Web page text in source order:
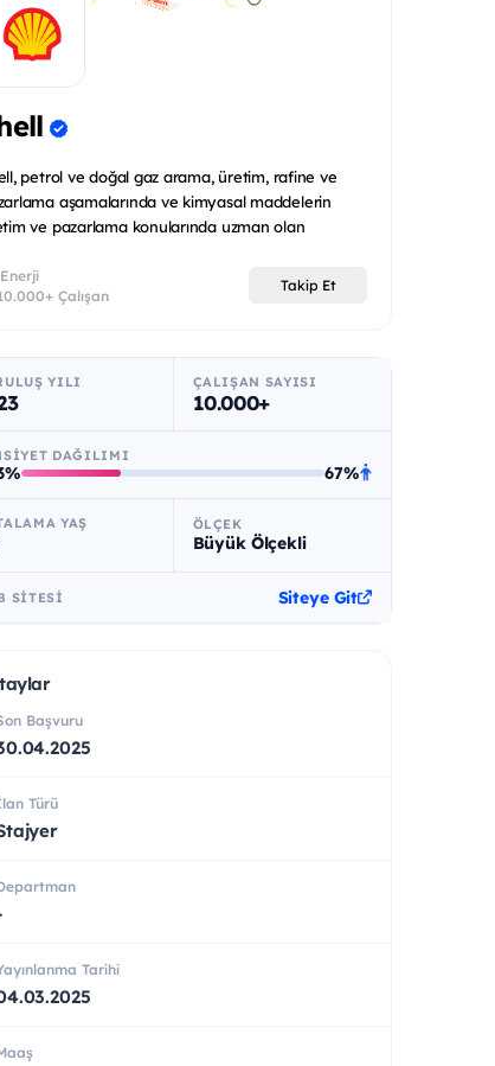
petrol ve doğal gaz arama, üretim, rafine ve
aşamalarında ve kimyasal maddelerin
ve pazarlama konularında uzman olan
Enerji
Çalışan
Takip Et
YILI ÇALIŞAN SAYISI
10.000+
DAĞILIMI
67%
YAŞ ÖLÇEK
Büyük Ölçekli
SITESI Siteye Git
Başvuru
Türü
Tarihi